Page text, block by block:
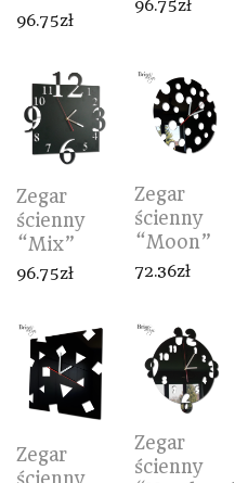
96.75zł
96.75zł
Zegar
ścienny
“Mix”
96.75zł
Zegar
ścienny
“Moon”
72.36zł
Zegar
Zegar
ścienny